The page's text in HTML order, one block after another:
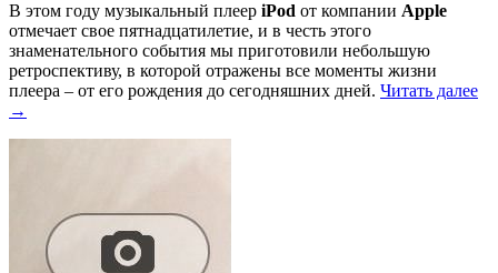
В этом году музыкальный плеер iPod от компании Apple
отмечает свое пятнадцатилетие, и в честь этого
знаменательного события мы приготовили небольшую
ретроспективу, в которой отражены все моменты жизни
плеера – от его рождения до сегодняшних дней. Читать далее
→